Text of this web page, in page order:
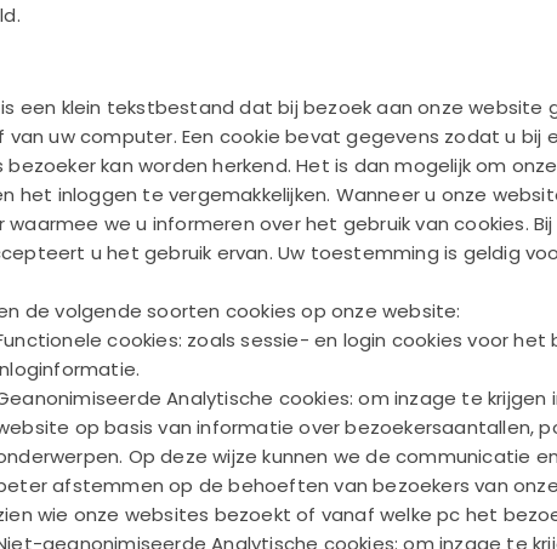
is een klein tekstbestand dat bij bezoek aan onze
van uw computer. Een cookie bevat gegevens zodat u bij
bezoeker kan worden herkend. Het is dan mogelijk om
het inloggen te vergemakkelijken. Wanneer u onze
waarmee we u informeren over het gebruik van cookies.
u het gebruik ervan. Uw toestemming is geldig
de volgende soorten cookies op onze website:
cookies: zoals sessie- en login cookies voor het
Analytische cookies: om inzage te krijgen
op basis van informatie over bezoekersaantallen,
Op deze wijze kunnen we de communicatie
afstemmen op de behoeften van bezoekers van
wie onze websites bezoekt of vanaf welke pc het